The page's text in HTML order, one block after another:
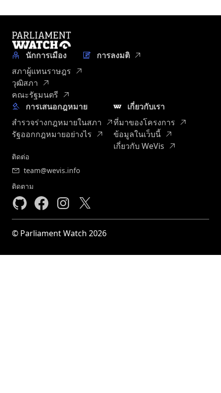
นักการเมือง
สภาผู้แทนราษฎร
วุฒิสภา
คณะรัฐมนตรี
การลงมติ
การเสนอกฎหมาย
สำรวจร่างกฎหมายในสภา
รัฐออกกฎหมายอย่างไร
เกี่ยวกับเรา
ที่มาของโครงการ
ข้อมูลในเว็บนี้
เกี่ยวกับ WeVis
ติดต่อ
team@wevis.info
ติดตาม
© Parliament Watch 2026